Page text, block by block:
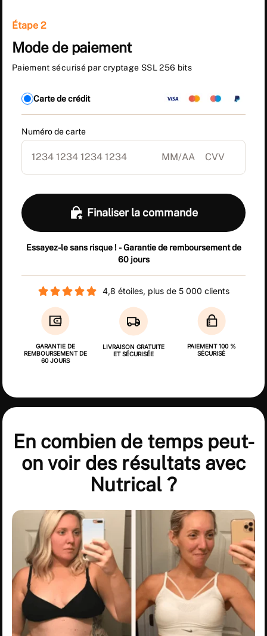
Étape 2
Mode de paiement
Paiement sécurisé par cryptage SSL 256 bits
Carte de crédit
Numéro de carte
Finaliser la commande
Essayez-le sans risque ! - Garantie de remboursement de
60 jours
4,8 étoiles, plus de 5 000 clients
GARANTIE DE
REMBOURSEMENT DE
60 JOURS
LIVRAISON GRATUITE
ET SÉCURISÉE
PAIEMENT 100 %
SÉCURISÉ
En combien de temps peut-
on voir des résultats avec
Nutrical ?